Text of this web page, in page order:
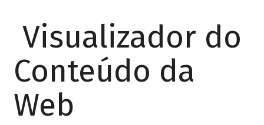
Visualizador do
Conteúdo da
Web